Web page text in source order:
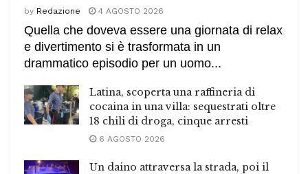
by Redazione 4 AGOSTO 2026
Quella che doveva essere una giornata di relax
e divertimento si è trasformata in un
drammatico episodio per un uomo...
Latina, scoperta una raffineria di
cocaina in una villa: sequestrati oltre
18 chili di droga, cinque arresti
6 AGOSTO 2026
Un daino attraversa la strada, poi il